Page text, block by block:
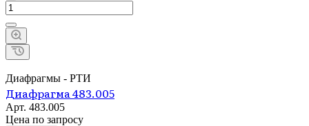
Диафрагмы - РТИ
Диафрагма 483.005
Арт. 483.005
Цена по запросу